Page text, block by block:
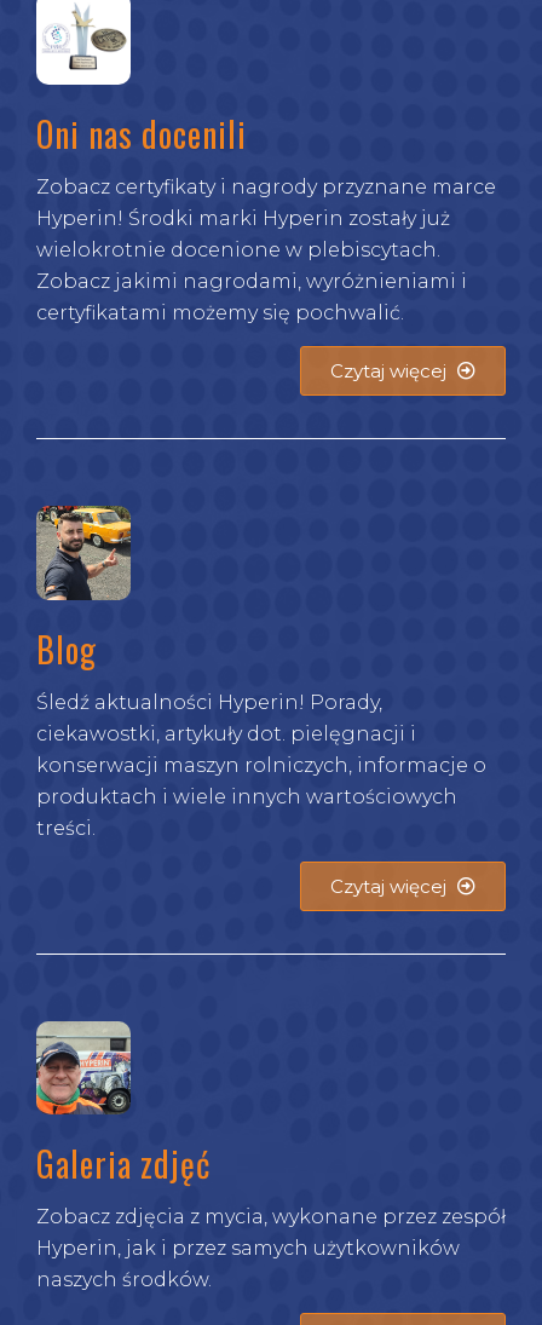
Oni nas docenili
Zobacz certyfikaty i nagrody przyznane marce
Hyperin! Środki marki Hyperin zostały już
wielokrotnie docenione w plebiscytach.
Zobacz jakimi nagrodami, wyróżnieniami i
certyfikatami możemy się pochwalić.
Czytaj więcej
Blog
Śledź aktualności Hyperin! Porady,
ciekawostki, artykuły dot. pielęgnacji i
konserwacji maszyn rolniczych, informacje o
produktach i wiele innych wartościowych
treści.
Czytaj więcej
Galeria zdjęć
Zobacz zdjęcia z mycia, wykonane przez zespół
Hyperin, jak i przez samych użytkowników
naszych środków.